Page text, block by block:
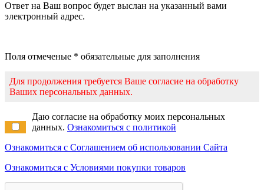
Ответ на Ваш вопрос будет выслан на указанный вами
электронный адрес.
Поля отмеченые * обязательные для заполнения
Для продолжения требуется Ваше согласие на обработку
Ваших персональных данных.
Даю согласие на обработку моих персональных
данных. Ознакомиться с политикой
Ознакомиться с Соглашением об использовании Сайта
Ознакомиться с Условиями покупки товаров